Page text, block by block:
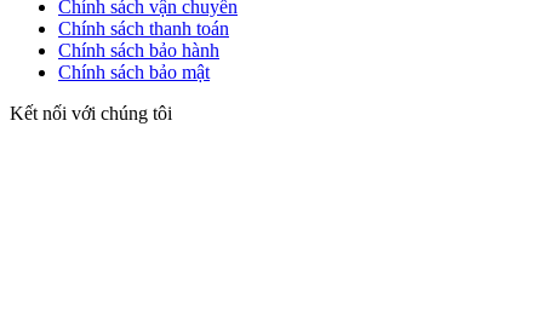
Chính sách vận chuyển
Chính sách thanh toán
Chính sách bảo hành
Chính sách bảo mật
Kết nối với chúng tôi